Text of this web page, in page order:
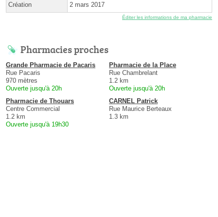
Création 2 mars 2017
Éditer les informations de ma pharmacie
Pharmacies proches
Grande Pharmacie de Pacaris
Rue Pacaris
970 mètres
Ouverte jusqu'à 20h
Pharmacie de la Place
Rue Chambrelant
1.2 km
Ouverte jusqu'à 20h
Pharmacie de Thouars
Centre Commercial
1.2 km
Ouverte jusqu'à 19h30
CARNEL Patrick
Rue Maurice Berteaux
1.3 km